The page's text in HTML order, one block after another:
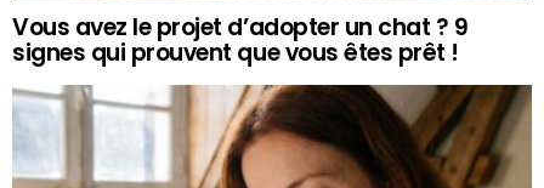
Vous avez le projet d’adopter un chat ? 9
signes qui prouvent que vous êtes prêt !